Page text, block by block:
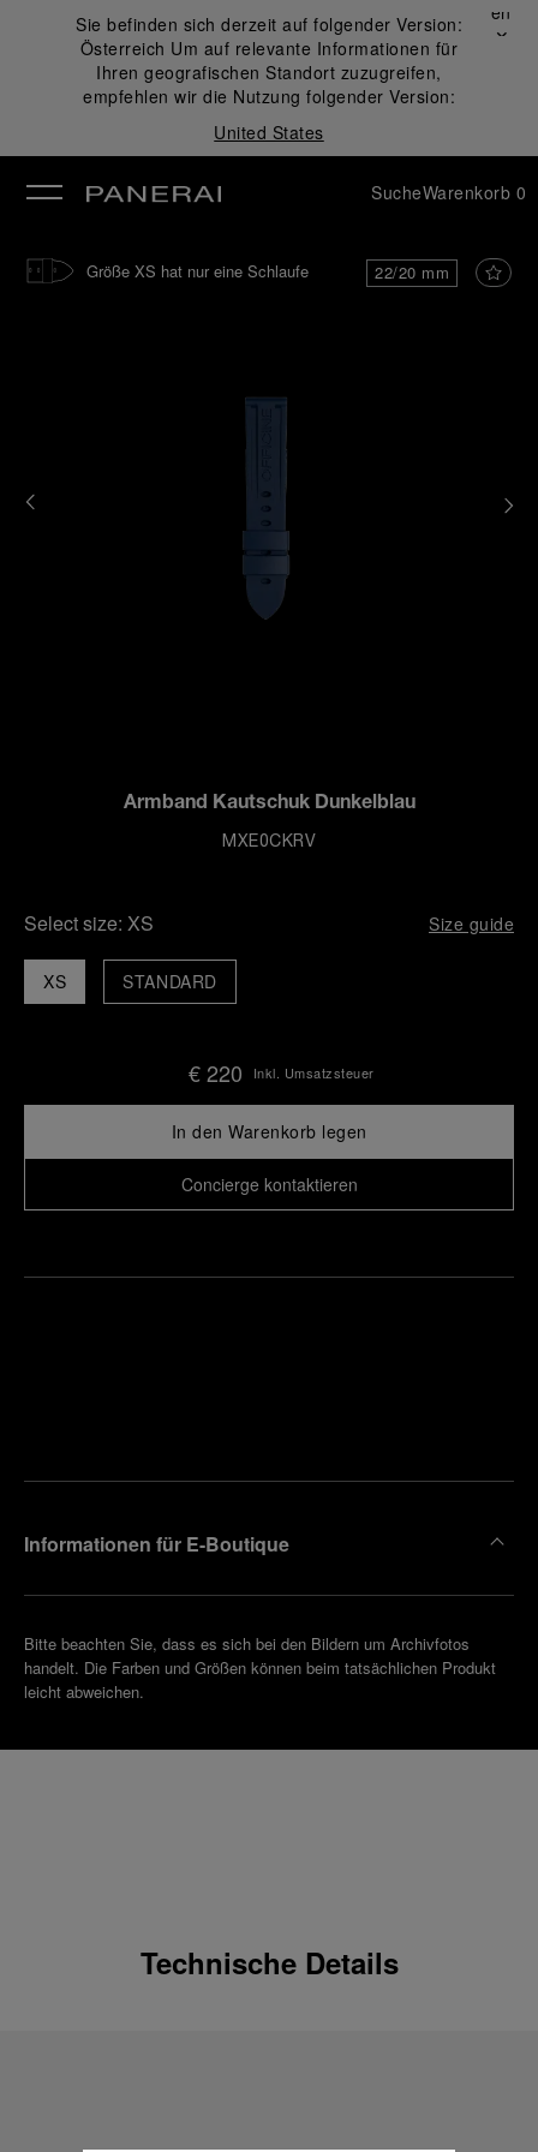
Sie befinden sich derzeit auf folgender Version:
Österreich Um auf relevante Informationen für
Ihren geografischen Standort zuzugreifen,
empfehlen wir die Nutzung folgender Version:
United States
Schließen
✕
SucheWarenkorb 0
22/20 mm
Größe XS hat nur eine Schlaufe
Armband Kautschuk Dunkelblau
MXE0CKRV
Select size: XS Size guide
XS STANDARD
€ 220 Inkl. Umsatzsteuer
In den Warenkorb legen
Concierge kontaktieren
Informationen für E-Boutique
Bitte beachten Sie, dass es sich bei den Bildern um Archivfotos
handelt. Die Farben und Größen können beim tatsächlichen Produkt
leicht abweichen.
Technische Details